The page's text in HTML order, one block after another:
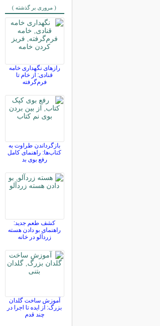
( مروری بر گذشته )
رازهای نگهداری خامه
قنادی: از خام تا
فرم‌گرفته
بازگرداندن طراوت به
کتاب‌ها: راهنمای کامل
رفع بوی بد
کشف طعم جدید:
راهنمای بو دادن هسته
زردآلو در خانه
آموزش ساخت گلدان
بزرگ: از ایده تا اجرا در
چند قدم